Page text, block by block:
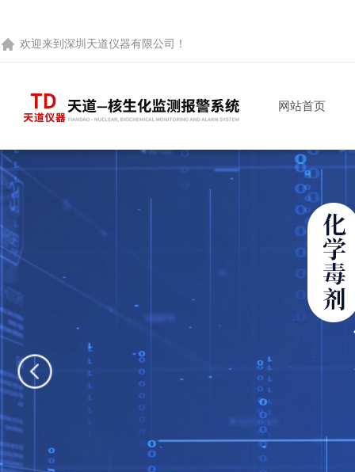
欢迎来到 深圳天道仪器有限公司 ！
网站首页